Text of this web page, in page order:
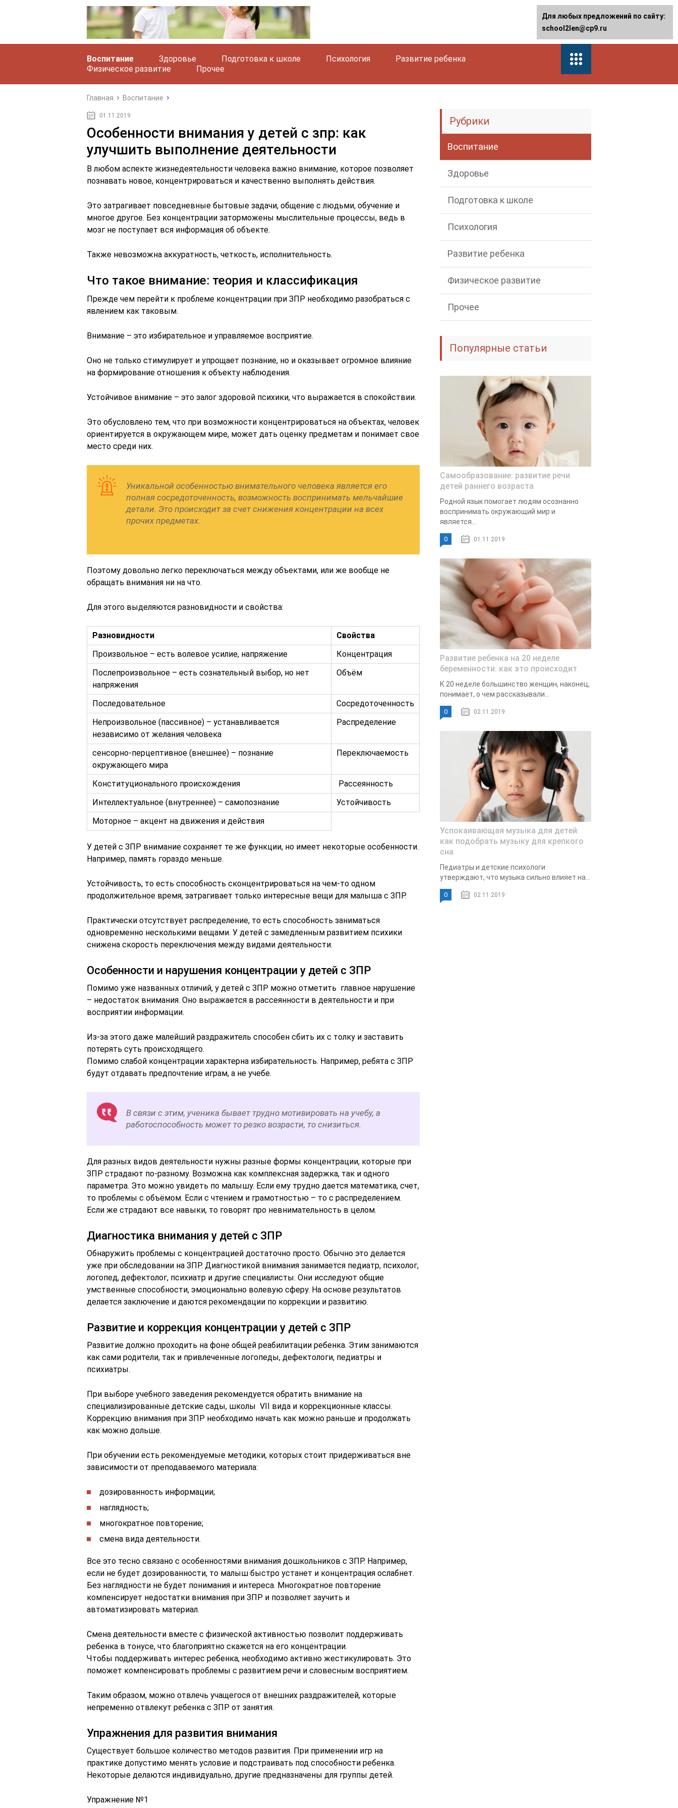
Воспитание Здоровье Подготовка к школе Психология
Развитие ребенка
Физическое развитие
Прочее
Главная Воспитание
01.11.2019
Особенности внимания у детей с зпр: как
улучшить выполнение деятельности
В любом аспекте жизнедеятельности человека важно внимание, которое позволяет
познавать новое, концентрироваться и качественно выполнять действия.
Это затрагивает повседневные бытовые задачи, общение с людьми, обучение и
многое другое. Без концентрации заторможены мыслительные процессы, ведь в
мозг не поступает вся информация об объекте.
Также невозможна аккуратность, четкость, исполнительность.
Что такое внимание: теория и классификация
Прежде чем перейти к проблеме концентрации при ЗПР необходимо разобраться с
явлением как таковым.
Внимание – это избирательное и управляемое восприятие.
Оно не только стимулирует и упрощает познание, но и оказывает огромное влияние
на формирование отношения к объекту наблюдения.
Устойчивое внимание – это залог здоровой психики, что выражается в спокойствии.
Это обусловлено тем, что при возможности концентрироваться на объектах, человек
ориентируется в окружающем мире, может дать оценку предметам и понимает свое
место среди них.
Уникальной особенностью внимательного человека является его
полная сосредоточенность, возможность воспринимать мельчайшие
детали. Это происходит за счет снижения концентрации на всех
прочих предметах.
Поэтому довольно легко переключаться между объектами, или же вообще не
обращать внимания ни на что.
Для этого выделяются разновидности и свойства:
Разновидности
Свойства
Произвольное – есть волевое усилие, напряжение
Концентрация
Послепроизвольное – есть сознательный выбор, но нет
напряжения
Объём
Последовательное
Сосредоточенность
Непроизвольное (пассивное) – устанавливается
независимо от желания человека
Распределение
сенсорно-перцептивное (внешнее) – познание
окружающего мира
Переключаемость
Конституционального происхождения
Рассеянность
Интеллектуальное (внутреннее) – самопознание
Устойчивость
Моторное – акцент на движения и действия
У детей с ЗПР внимание сохраняет те же функции, но имеет некоторые особенности.
Например, память гораздо меньше.
Устойчивость, то есть способность сконцентрироваться на чем-то одном
продолжительное время, затрагивает только интересные вещи для малыша с ЗПР.
Практически отсутствует распределение, то есть способность заниматься
одновременно несколькими вещами. У детей с замедленным развитием психики
снижена скорость переключения между видами деятельности.
Особенности и нарушения концентрации у детей с ЗПР
Помимо уже названных отличий, у детей с ЗПР можно отметить главное нарушение
– недостаток внимания. Оно выражается в рассеянности в деятельности и при
восприятии информации.
Из-за этого даже малейший раздражитель способен сбить их с толку и заставить
потерять суть происходящего.
Помимо слабой концентрации характерна избирательность. Например, ребята с ЗПР
будут отдавать предпочтение играм, а не учебе.
В связи с этим, ученика бывает трудно мотивировать на учебу, а
работоспособность может то резко возрасти, то снизиться.
Для разных видов деятельности нужны разные формы концентрации, которые при
ЗПР страдают по-разному. Возможна как комплексная задержка, так и одного
параметра. Это можно увидеть по малышу. Если ему трудно дается математика, счет,
то проблемы с объёмом. Если с чтением и грамотностью – то с распределением.
Если же страдают все навыки, то говорят про невнимательность в целом.
Диагностика внимания у детей с ЗПР
Обнаружить проблемы с концентрацией достаточно просто. Обычно это делается
уже при обследовании на ЗПР. Диагностикой внимания занимается педиатр, психолог,
логопед, дефектолог, психиатр и другие специалисты. Они исследуют общие
умственные способности, эмоционально волевую сферу. На основе результатов
делается заключение и даются рекомендации по коррекции и развитию.
Развитие и коррекция концентрации у детей с ЗПР
Развитие должно проходить на фоне общей реабилитации ребенка. Этим занимаются
как сами родители, так и привлеченные логопеды, дефектологи, педиатры и
психиатры.
При выборе учебного заведения рекомендуется обратить внимание на
специализированные детские сады, школы VII вида и коррекционные классы.
Коррекцию внимания при ЗПР необходимо начать как можно раньше и продолжать
как можно дольше.
При обучении есть рекомендуемые методики, которых стоит придерживаться вне
зависимости от преподаваемого материала:
дозированность информации;
наглядность;
многократное повторение;
смена вида деятельности.
Все это тесно связано с особенностями внимания дошкольников с ЗПР. Например,
если не будет дозированности, то малыш быстро устанет и концентрация ослабнет.
Без наглядности не будет понимания и интереса. Многократное повторение
компенсирует недостатки внимания при ЗПР и позволяет заучить и
автоматизировать материал.
Смена деятельности вместе с физической активностью позволит поддерживать
ребенка в тонусе, что благоприятно скажется на его концентрации.
Чтобы поддерживать интерес ребенка, необходимо активно жестикулировать. Это
поможет компенсировать проблемы с развитием речи и словесным восприятием.
Таким образом, можно отвлечь учащегося от внешних раздражителей, которые
непременно отвлекут ребенка с ЗПР от занятия.
Упражнения для развития внимания
Существует большое количество методов развития. При применении игр на
практике допустимо менять условие и подстраивать под способности ребенка.
Некоторые делаются индивидуально, другие предназначены для группы детей.
Упражнение №1
Рубрики
Воспитание
Здоровье
Подготовка к школе
Психология
Развитие ребенка
Физическое развитие
Прочее
Популярные статьи
Cамообразование: развитие речи
детей раннего возраста
Родной язык помогает людям осознанно
воспринимать окружающий мир и
является...
0 01.11.2019
Развитие ребенка на 20 неделе
беременности: как это происходит
К 20 неделе большинство женщин, наконец,
понимает, о чем рассказывали...
0 02.11.2019
Успокаивающая музыка для детей:
как подобрать музыку для крепкого
сна
Педиатры и детские психологи
утверждают, что музыка сильно влияет на...
0 02.11.2019
Для любых предложений по сайту:
school2len@cp9.ru